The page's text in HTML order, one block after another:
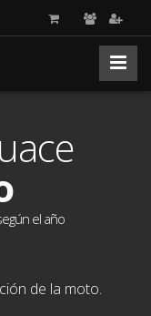
el año
de la moto.